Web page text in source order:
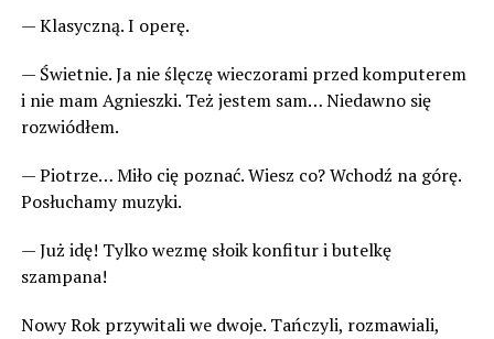
— Klasyczną. I operę.
— Świetnie. Ja nie ślęczę wieczorami przed komputerem
i nie mam Agnieszki. Też jestem sam… Niedawno się
rozwiódłem.
— Piotrze… Miło cię poznać. Wiesz co? Wchodź na górę.
Posłuchamy muzyki.
— Już idę! Tylko wezmę słoik konfitur i butelkę
szampana!
Nowy Rok przywitali we dwoje. Tańczyli, rozmawiali,